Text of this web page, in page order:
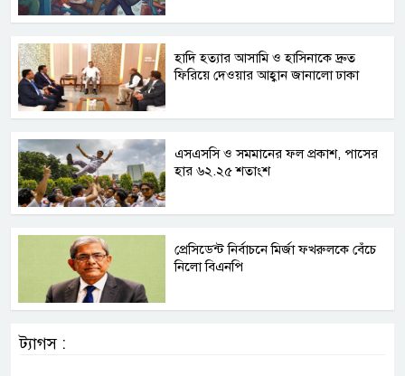
হাদি হত্যার আসামি ও হাসিনাকে দ্রুত
ফিরিয়ে দেওয়ার আহ্বান জানালো ঢাকা
এসএসসি ও সমমানের ফল প্রকাশ, পাসের
হার ৬২.২৫ শতাংশ
প্রেসিডেন্ট নির্বাচনে মির্জা ফখরুলকে বেঁচে
নিলো বিএনপি
ট্যাগস :